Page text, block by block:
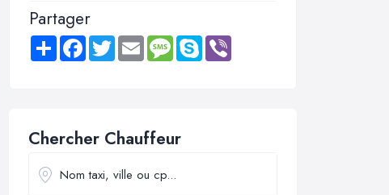
Partager
Share FacebookTwitter Email MessageSkype
Chercher Chauffeur